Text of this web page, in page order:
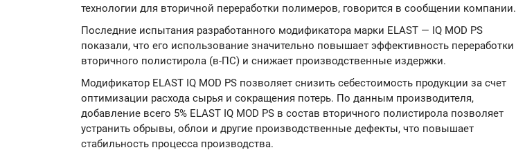
технологии для вторичной переработки полимеров, говорится в сообщении компании.
Последние испытания разработанного модификатора марки ELAST — IQ MOD PS
показали, что его использование значительно повышает эффективность переработки
вторичного полистирола (в-ПС) и снижает производственные издержки.
Модификатор ELAST IQ MOD PS позволяет снизить себестоимость продукции за счет
оптимизации расхода сырья и сокращения потерь. По данным производителя,
добавление всего 5% ELAST IQ MOD PS в состав вторичного полистирола позволяет
устранить обрывы, облои и другие производственные дефекты, что повышает
стабильность процесса производства.